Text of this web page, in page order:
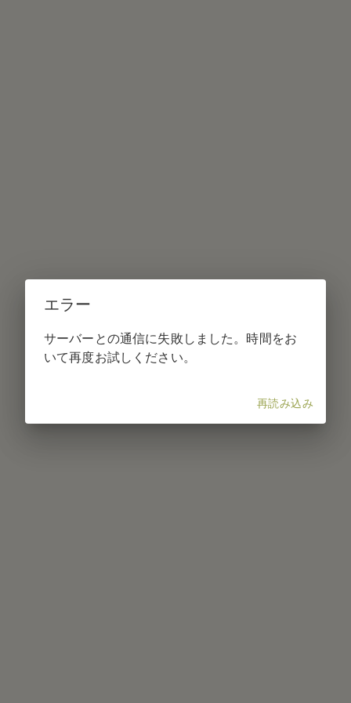
エラー
サーバーとの通信に失敗しました。時間をお
いて再度お試しください。
再読み込み